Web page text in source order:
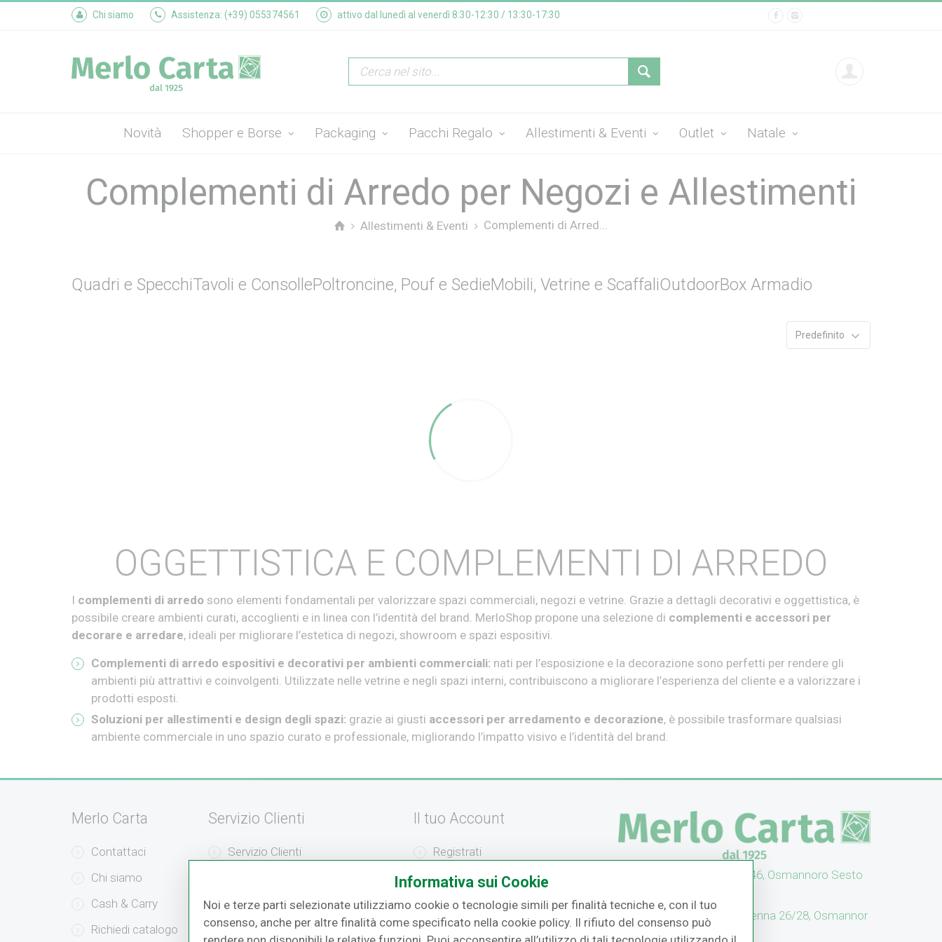
Chi siamo Assistenza: (+39) 055374561 attivo dal lunedì al venerdì 8:30-12:30 / 13:30-17:30
Novità Shopper e Borse Packaging Pacchi Regalo Allestimenti & Eventi Outlet Natale
Complementi di Arredo per Negozi e Allestimenti
Allestimenti & Eventi Complementi di Arred...
Quadri e SpecchiTavoli e ConsollePoltroncine, Pouf e SedieMobili, Vetrine e ScaffaliOutdoorBox Armadio
Predefinito
OGGETTISTICA E COMPLEMENTI DI ARREDO
I complementi di arredo sono elementi fondamentali per valorizzare spazi commerciali, negozi e vetrine. Grazie a dettagli decorativi e oggettistica, è
possibile creare ambienti curati, accoglienti e in linea con l’identità del brand. MerloShop propone una selezione di complementi e accessori per
decorare e arredare, ideali per migliorare l’estetica di negozi, showroom e spazi espositivi.
Complementi di arredo espositivi e decorativi per ambienti commerciali: nati per l’esposizione e la decorazione sono perfetti per rendere gli
ambienti più attrattivi e coinvolgenti. Utilizzate nelle vetrine e negli spazi interni, contribuiscono a migliorare l’esperienza del cliente e a valorizzare i
prodotti esposti.
Soluzioni per allestimenti e design degli spazi: grazie ai giusti accessori per arredamento e decorazione, è possibile trasformare qualsiasi
ambiente commerciale in uno spazio curato e professionale, migliorando l’impatto visivo e l’identità del brand.
Merlo Carta
Contattaci
Chi siamo
Cash & Carry
Richiedi catalogo
Servizio Clienti
Servizio Clienti
Modalità di Spedizione
Resi e Recessi
Il tuo Account
Registrati
Recupera la Password
Effettua un Reso
UFFICI: V. Senna 44/46, Osmannoro Sesto
CASH & CARRY: V. Senna 26/28, Osmannor
o Sesto F.no (FI)
Informativa sui Cookie
Noi e terze parti selezionate utilizziamo cookie o tecnologie simili per finalità tecniche e, con il tuo
consenso, anche per altre finalità come specificato nella cookie policy. Il rifiuto del consenso può